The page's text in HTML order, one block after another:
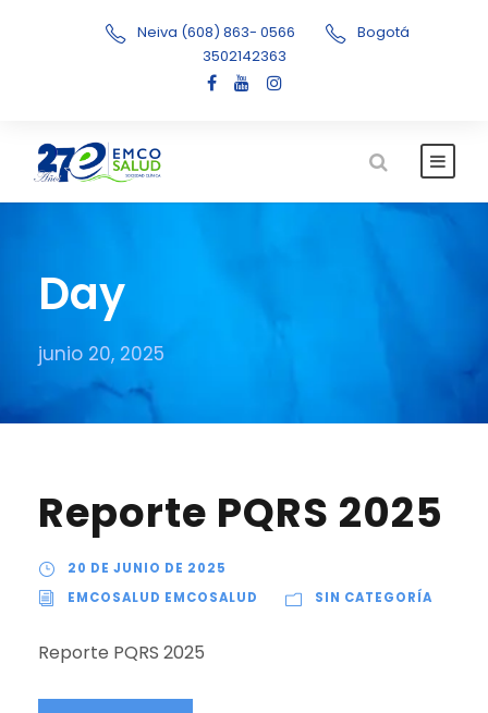
Neiva (608) 863- 0566
Bogotá
3502142363
Day
junio 20, 2025
Reporte PQRS 2025
20 DE JUNIO DE 2025
EMCOSALUD EMCOSALUD
SIN CATEGORÍA
Reporte PQRS 2025